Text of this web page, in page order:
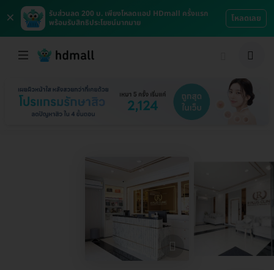
×
รับส่วนลด 200 บ. เพียงโหลดแอป HDmall ครั้งแรก
พร้อมรับสิทธิประโยชน์มากมาย
โหลดเลย